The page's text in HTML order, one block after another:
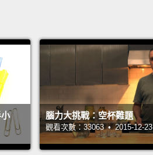
has three components:
There's
for a behavior to start.
And
is the behavior itself.
And
is how our brain learns to
behavior for the future. And one
is that for years, when people
腦力大挑戰：空杯難題
觀看次數：33063 • 2015-12-23